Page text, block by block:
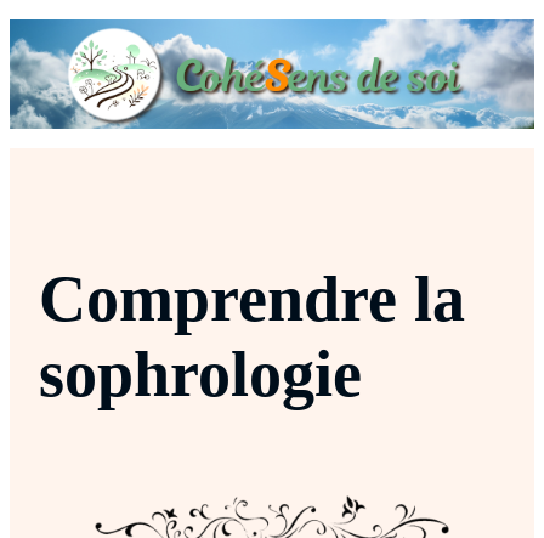
Comprendre la
sophrologie